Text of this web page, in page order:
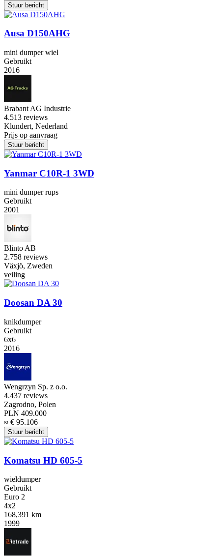
Stuur bericht
Ausa D150AHG
mini dumper wiel
Gebruikt
2016
Brabant AG Industrie
4.513 reviews
Klundert, Nederland
Prijs op aanvraag
Stuur bericht
Yanmar C10R-1 3WD
mini dumper rups
Gebruikt
2001
Blinto AB
2.758 reviews
Växjö, Zweden
veiling
Doosan DA 30
knikdumper
Gebruikt
6x6
2016
Wengrzyn Sp. z o.o.
4.437 reviews
Zagrodno, Polen
PLN 409.000
≈ € 95.106
Stuur bericht
Komatsu HD 605-5
wieldumper
Gebruikt
Euro 2
4x2
168,391 km
1999